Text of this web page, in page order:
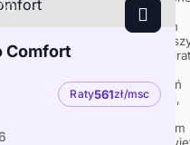
Comfort
Raty561zł/msc